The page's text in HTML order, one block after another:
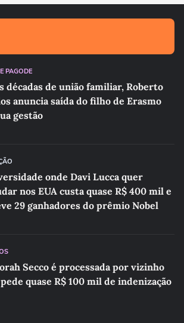
PAGODE
décadas de união familiar, Roberto
anuncia saída do filho de Erasmo
gestão
onde Davi Lucca quer
nos EUA custa quase R$ 400 mil e
29 ganhadores do prêmio Nobel
Secco é processada por vizinho
quase R$ 100 mil de indenização